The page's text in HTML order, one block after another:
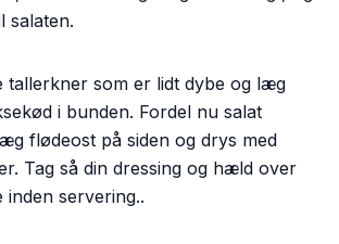
salaten.
tallerkner som er lidt dybe og læg
i bunden. Fordel nu salat
flødeost på siden og drys med
Tag så din dressing og hæld over
inden servering..